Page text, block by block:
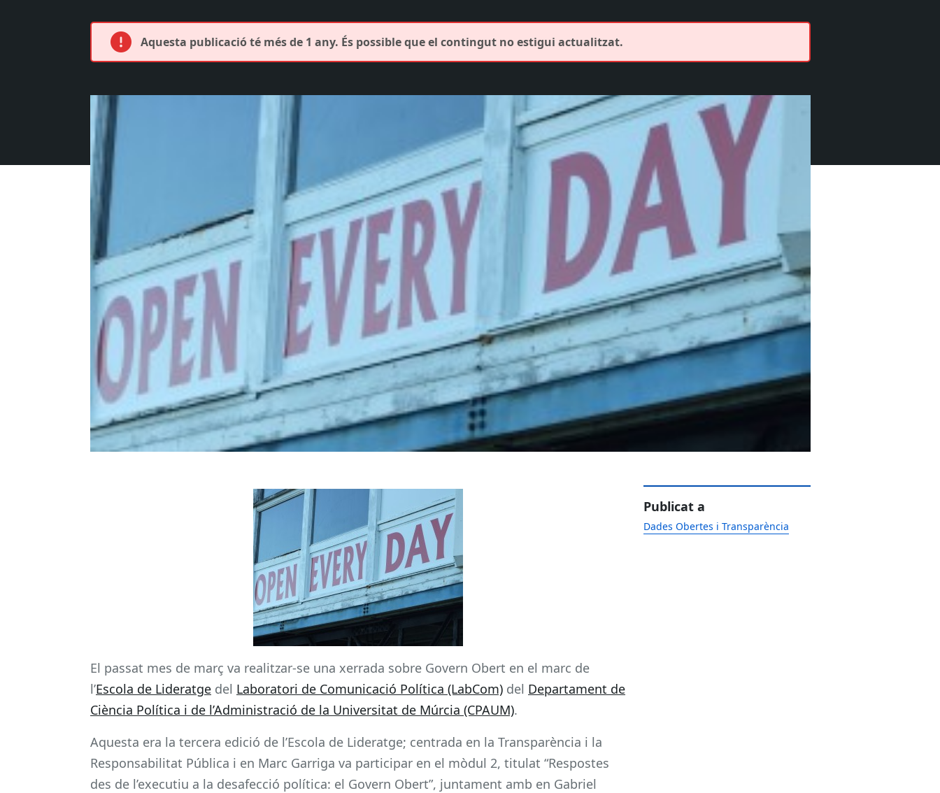
Aquesta publicació té més de 1 any. És possible que el contingut no estigui actualitzat.
El passat mes de març va realitzar-se una xerrada sobre Govern Obert en el marc de
l’Escola de Lideratge del Laboratori de Comunicació Política (LabCom) del Departament de
Ciència Política i de l’Administració de la Universitat de Múrcia (CPAUM).
Aquesta era la tercera edició de l’Escola de Lideratge; centrada en la Transparència i la
Responsabilitat Pública i en Marc Garriga va participar en el mòdul 2, titulat “Respostes
des de l’executiu a la desafecció política: el Govern Obert”, juntament amb en Gabriel
Publicat a
Dades Obertes i Transparència